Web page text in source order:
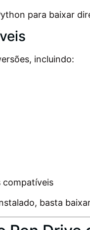
para baixar
incluindo:
compatíveis
basta